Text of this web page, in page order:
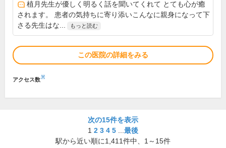
植月先生が優しく明るく話を聞いてくれて とても心が癒
されます。 患者の気持ちに寄り添いこんなに親身になって下
さる先生はな...
もっと読む
この医院の詳細をみる
アクセス数※
次の15件を表示
1 2 3 4 5
最後
駅から近い順に1,411件中、 1～15件